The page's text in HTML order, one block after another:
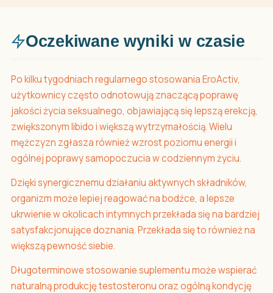
Oczekiwane wyniki w czasie
Po kilku tygodniach regularnego stosowania EroActiv,
użytkownicy często odnotowują znaczącą poprawę
jakości życia seksualnego, objawiającą się lepszą erekcją,
zwiększonym libido i większą wytrzymałością. Wielu
mężczyzn zgłasza również wzrost poziomu energii i
ogólnej poprawy samopoczucia w codziennym życiu.
Dzięki synergicznemu działaniu aktywnych składników,
organizm może lepiej reagować na bodźce, a lepsze
ukrwienie w okolicach intymnych przekłada się na bardziej
satysfakcjonujące doznania. Przekłada się to również na
większą pewność siebie.
Długoterminowe stosowanie suplementu może wspierać
naturalną produkcję testosteronu oraz ogólną kondycję